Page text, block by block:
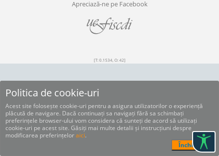
Apreciază-ne pe Facebook
[T: 0.1534, O: 42]
Politica de cookie-uri
Acest site folosește cookie-uri pentru a asigura utilizatorilor o experiență
plăcută de navigare. Dacă continuați sa navigați fără sa schimbați
preferințele browser-ului vom considera că sunteți de acord să utilizați
cookie-uri pe acest site. Găsiți mai multe detalii și instrucțiuni despre
modificarea preferințeloraici.